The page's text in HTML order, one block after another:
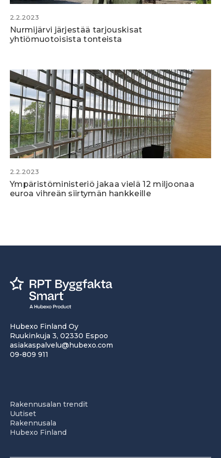
2.2.2023
Nurmijärvi järjestää tarjouskisat
yhtiömuotoisista tonteista
2.2.2023
Ympäristöministeriö jakaa vielä 12 miljoonaa
euroa vihreän siirtymän hankkeille
Hubexo Finland Oy
Ruukinkuja 3, 02330 Espoo
asiakaspalvelu@hubexo.com
09-809 911
Rakennusalan trendit
Uutiset
Rakennusala
Hubexo Finland